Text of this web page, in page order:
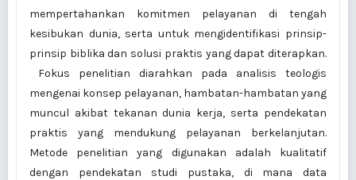
mempertahankan komitmen pelayanan di tengah
kesibukan dunia, serta untuk mengidentifikasi prinsip-
prinsip biblika dan solusi praktis yang dapat diterapkan.
Fokus penelitian diarahkan pada analisis teologis
mengenai konsep pelayanan, hambatan-hambatan yang
muncul akibat tekanan dunia kerja, serta pendekatan
praktis yang mendukung pelayanan berkelanjutan.
Metode penelitian yang digunakan adalah kualitatif
dengan pendekatan studi pustaka, di mana data